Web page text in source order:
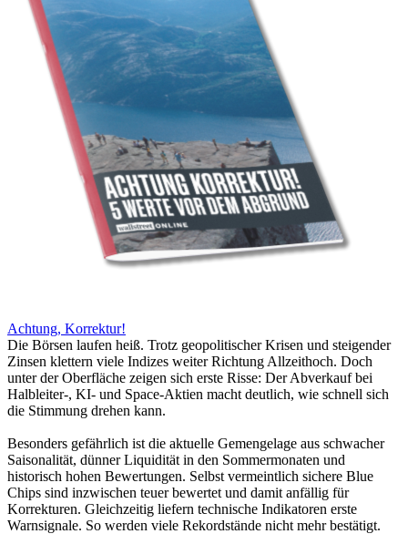
Achtung, Korrektur!
Die Börsen laufen heiß. Trotz geopolitischer Krisen und steigender
Zinsen klettern viele Indizes weiter Richtung Allzeithoch. Doch
unter der Oberfläche zeigen sich erste Risse: Der Abverkauf bei
Halbleiter-, KI- und Space-Aktien macht deutlich, wie schnell sich
die Stimmung drehen kann.
Besonders gefährlich ist die aktuelle Gemengelage aus schwacher
Saisonalität, dünner Liquidität in den Sommermonaten und
historisch hohen Bewertungen. Selbst vermeintlich sichere Blue
Chips sind inzwischen teuer bewertet und damit anfällig für
Korrekturen. Gleichzeitig liefern technische Indikatoren erste
Warnsignale. So werden viele Rekordstände nicht mehr bestätigt.